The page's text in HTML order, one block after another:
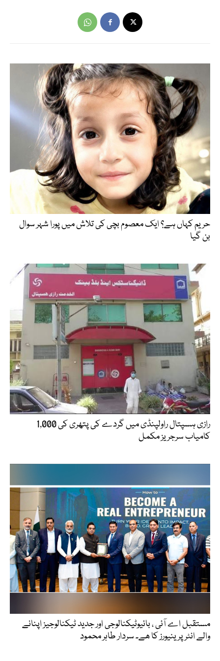
حریم کہاں ہے؟ ایک معصوم بچی کی تلاش میں پورا شہر سوال
بن گیا
رازی ہسپتال راولپنڈی میں گردے کی پتھری کی 1,000
کامیاب سرجریز مکمل
مستقبل اے آئی ، بائیوٹیکنالوجی اور جدید ٹیکنالوجیز اپنانے
والے انٹرپرینیورز کا ھے۔ سردار طاہر محمود